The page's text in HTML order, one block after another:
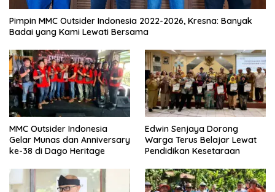
Pimpin MMC Outsider Indonesia 2022-2026, Kresna: Banyak
Badai yang Kami Lewati Bersama
MMC Outsider Indonesia
Gelar Munas dan Anniversary
ke-38 di Dago Heritage
Edwin Senjaya Dorong
Warga Terus Belajar Lewat
Pendidikan Kesetaraan